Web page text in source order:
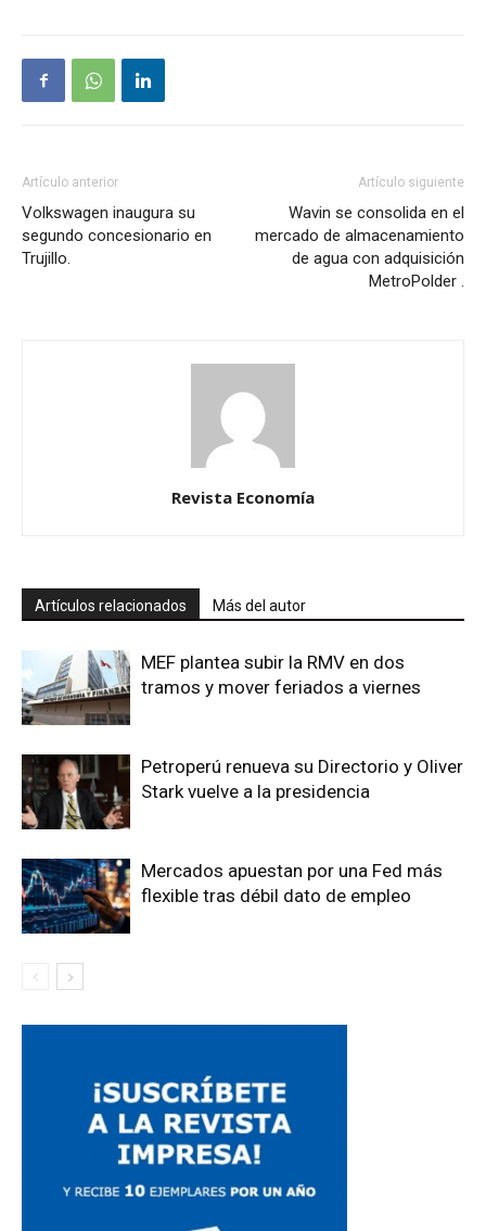
Artículo anterior
Volkswagen inaugura su
segundo concesionario en
Trujillo.
Artículo siguiente
Wavin se consolida en el
mercado de almacenamiento
de agua con adquisición
MetroPolder .
Revista Economía
Artículos relacionados Más del autor
MEF plantea subir la RMV en dos
tramos y mover feriados a viernes
Petroperú renueva su Directorio y Oliver
Stark vuelve a la presidencia
Mercados apuestan por una Fed más
flexible tras débil dato de empleo